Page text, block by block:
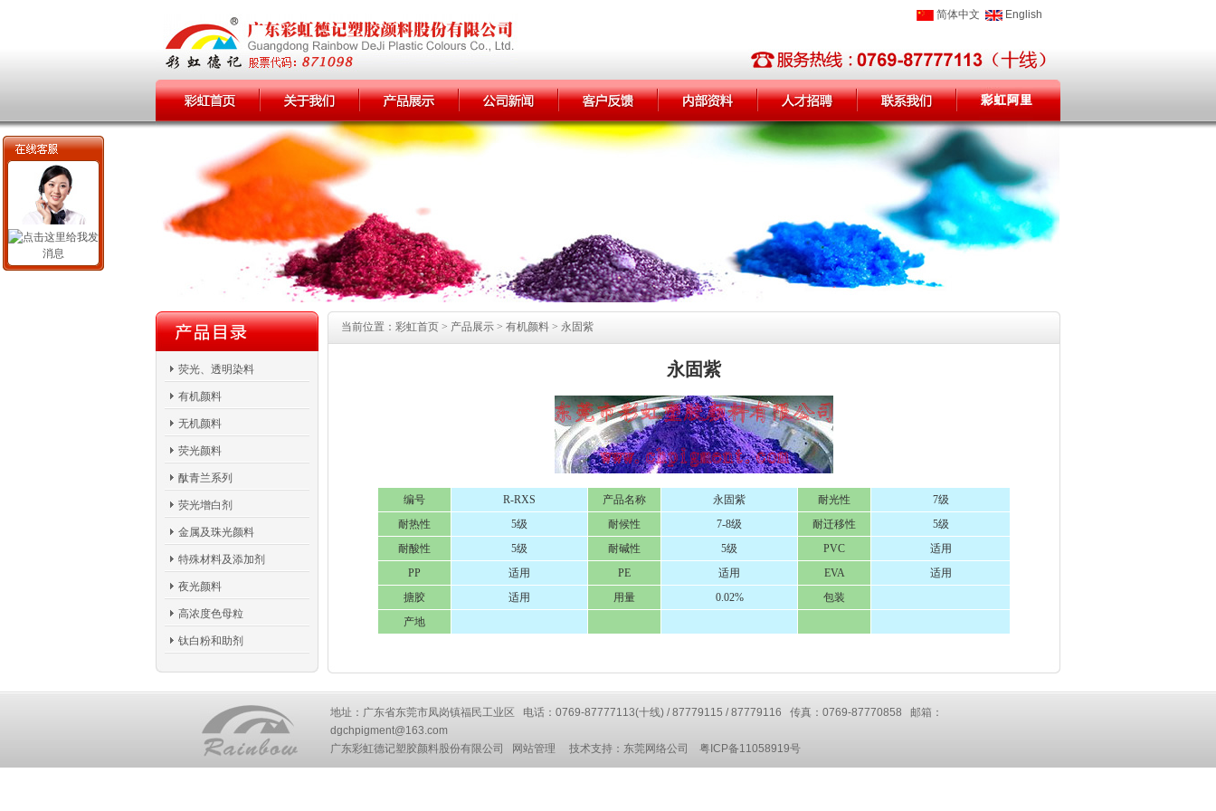
简体中文 English
荧光、透明染料
有机颜料
无机颜料
荧光颜料
酞青兰系列
荧光增白剂
金属及珠光颜料
特殊材料及添加剂
夜光颜料
高浓度色母粒
钛白粉和助剂
当前位置：彩虹首页 > 产品展示 > 有机颜料 > 永固紫
永固紫
编号 R-RXS 产品名称 永固紫 耐光性
7级
耐热性
5级 耐候性 7-8级 耐迁移性
5级
耐酸性
5级 耐碱性 5级 PVC
适用
PP
适用 PE 适用 EVA
适用
搪胶
适用 用量 0.02%
包装
产地
地址：广东省东莞市凤岗镇福民工业区 电话：0769-87777113(十线) / 87779115 / 87779116 传真：0769-87770858 邮箱：
dgchpigment@163.com
广东彩虹德记塑胶颜料股份有限公司
网站管理 技术支持： 东莞网络公司 粤ICP备11058919号